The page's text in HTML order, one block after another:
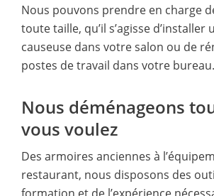
Nous pouvons prendre en charge
toute taille, qu’il s’agisse d’installer
causeuse dans votre salon ou de
postes de travail dans votre bureau.
Nous déménageons
vous voulez
Des armoires anciennes à
restaurant, nous disposons des